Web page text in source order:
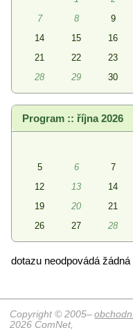
7
8 9
14
15 16
21
22 23
28
29 30
Program :: října 2026
5
6 7
12
13 14
19
20 21
26
27 28
dotazu neodpovádá
Copyright © 2005–
2026 ComNet,